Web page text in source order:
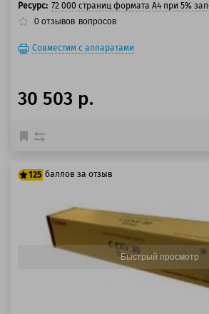
Ресурс: 72 000 страниц формата А4 при 5%
0 отзывов вопросов
Совместим с аппаратами
30 503 р.
125 баллов за отзыв
100 баллов
125 баллов
Быстрый просмотр